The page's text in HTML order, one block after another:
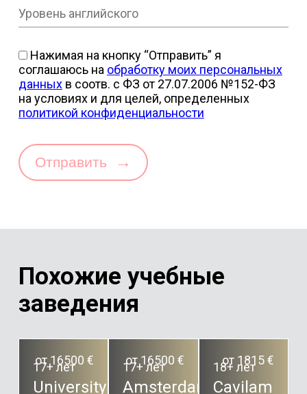
Нажимая на кнопку “Отправить” я
соглашаюсь на обработку моих персональных
данныхв соотв. с ФЗ от 27.07.2006 №152-ФЗ
на условиях и для целей, определенных
политикой конфиденциальности
Отправить →
Похожие учебные
заведения
17+ лет
University
от 16500 € 17+ лет
Amsterdam
от 16500 € 18+ лет
Cavilam
от 1815 €